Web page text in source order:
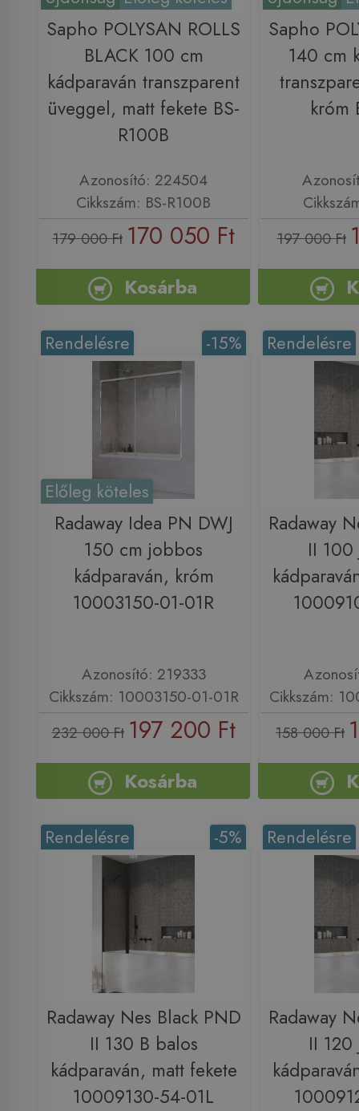
Sapho POLYSAN ROLLS
BLACK 100 cm
kádparaván transzparent
üveggel, matt fekete BS-
R100B
Azonosító: 224504
Cikkszám: BS-R100B
179 000 Ft 170 050 Ft
Kosárba
Sapho
140 cm
króm
197 000 Ft
-15%
Rendelésre
Előleg köteles
Radaway Idea PN DWJ
150 cm jobbos
kádparaván, króm
10003150-01-01R
Azonosító: 219333
Cikkszám: 10003150-01-01R
232 000 Ft 197 200 Ft
Kosárba
Rendelésre
Radaway
II 100
Cikkszám:
158 000 Ft
-5%
Rendelésre
Radaway Nes Black PND
II 130 B balos
kádparaván, matt fekete
10009130-54-01L
Rendelésre
Radaway
II 120